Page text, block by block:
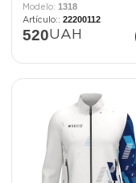
1318
22200112
520UAH